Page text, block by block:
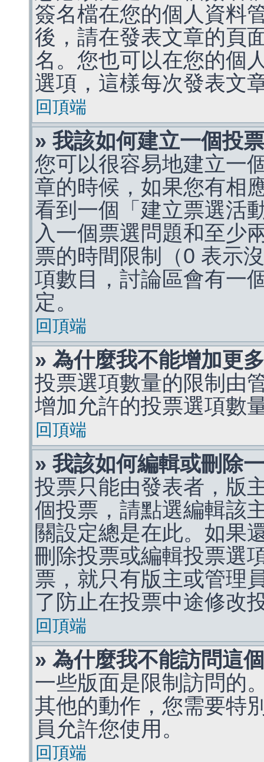
簽名檔在您的個人資料
後，請在發表文章的頁
名。您也可以在您的個
選項，這樣每次發表文
回頂端
» 我該如何建立一個投
您可以很容易地建立一
章的時候，如果您有相
看到一個「建立票選活
入一個票選問題和至少
票的時間限制（0 表示
項數目，討論區會有一
定。
回頂端
» 為什麼我不能增加更
投票選項數量的限制由
增加允許的投票選項數
回頂端
» 我該如何編輯或刪除
投票只能由發表者，版
個投票，請點選編輯該
關設定總是在此。如果
刪除投票或編輯投票選
票，就只有版主或管理
了防止在投票中途修改
回頂端
» 為什麼我不能訪問這
一些版面是限制訪問的
其他的動作，您需要特
員允許您使用。
回頂端